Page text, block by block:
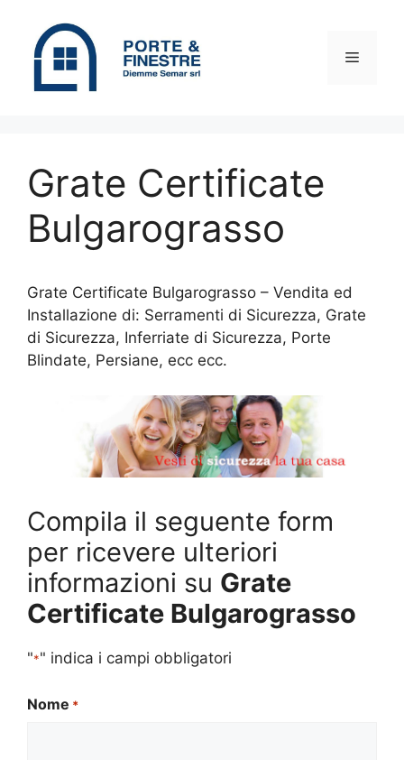
contenuto
Menu
Grate Certificate
Bulgarograsso
Grate Certificate Bulgarograsso – Vendita ed
Installazione di: Serramenti di Sicurezza, Grate
di Sicurezza, Inferriate di Sicurezza, Porte
Blindate, Persiane, ecc ecc.
Compila il seguente form
per ricevere ulteriori
informazioni su Grate
Certificate Bulgarograsso
"*" indica i campi obbligatori
Nome *